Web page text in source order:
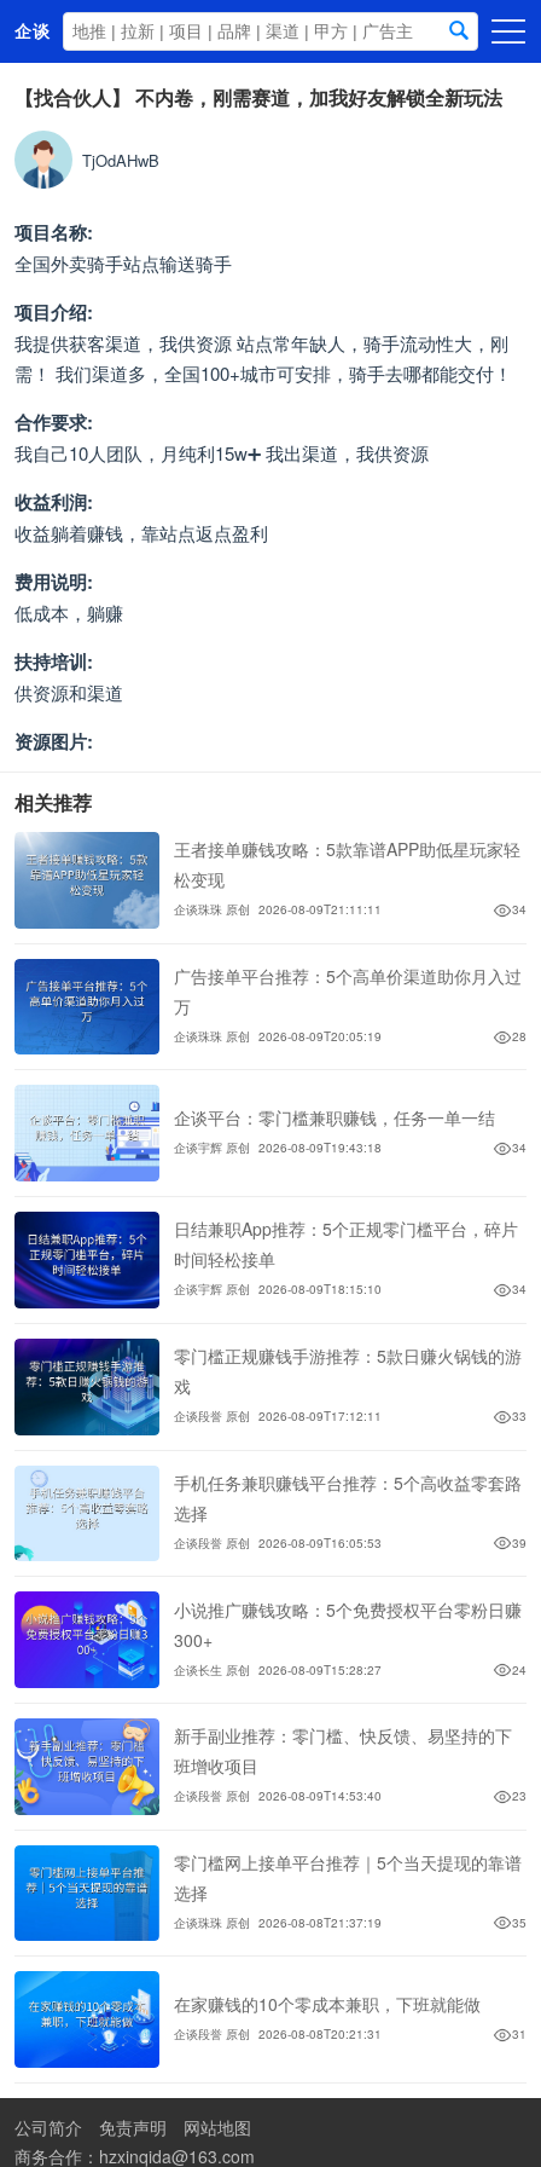
企谈
首页
商务资源
资讯动态
关于我们
【找合伙人】 不内卷，刚需赛道，加我好友解锁全新玩法
TjOdAHwB
项目名称:
全国外卖骑手站点输送骑手
项目介绍:
我提供获客渠道，我供资源 站点常年缺人，骑手流动性大，刚
需！ 我们渠道多，全国100+城市可安排，骑手去哪都能交付！
合作要求:
我自己10人团队，月纯利15w➕ 我出渠道，我供资源
收益利润:
收益躺着赚钱，靠站点返点盈利
费用说明:
低成本，躺赚
扶持培训:
供资源和渠道
资源图片:
相关推荐
王者接单赚钱攻略：5款靠谱APP助低星玩家轻
松变现
企谈珠珠 原创 2026-08-09T21:11:11 34
广告接单平台推荐：5个高单价渠道助你月入过
万
企谈珠珠 原创 2026-08-09T20:05:19 28
企谈平台：零门槛兼职赚钱，任务一单一结
企谈宇辉 原创 2026-08-09T19:43:18 34
日结兼职App推荐：5个正规零门槛平台，碎片
时间轻松接单
企谈宇辉 原创 2026-08-09T18:15:10 34
零门槛正规赚钱手游推荐：5款日赚火锅钱的游
戏
企谈段誉 原创 2026-08-09T17:12:11 33
手机任务兼职赚钱平台推荐：5个高收益零套路
选择
企谈段誉 原创 2026-08-09T16:05:53 39
小说推广赚钱攻略：5个免费授权平台零粉日赚
300+
企谈长生 原创 2026-08-09T15:28:27 24
新手副业推荐：零门槛、快反馈、易坚持的下
班增收项目
企谈段誉 原创 2026-08-09T14:53:40 23
零门槛网上接单平台推荐｜5个当天提现的靠谱
选择
企谈珠珠 原创 2026-08-08T21:37:19 35
在家赚钱的10个零成本兼职，下班就能做
企谈段誉 原创 2026-08-08T20:21:31 31
公司简介 免责声明
网站地图
商务合作：hzxinqida@163.com